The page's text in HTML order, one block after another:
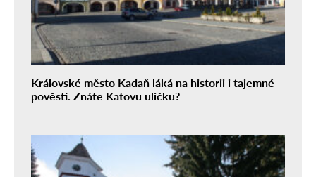
Královské město Kadaň láká na historii i tajemné
pověsti. Znáte Katovu uličku?